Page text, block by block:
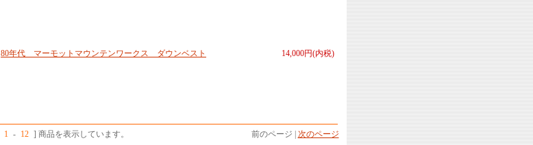
14,000円(内税)
80年代 マーモットマウンテンワークス ダウンベスト
1 - 12 ] 商品を表示しています。 前のページ | 次のページ